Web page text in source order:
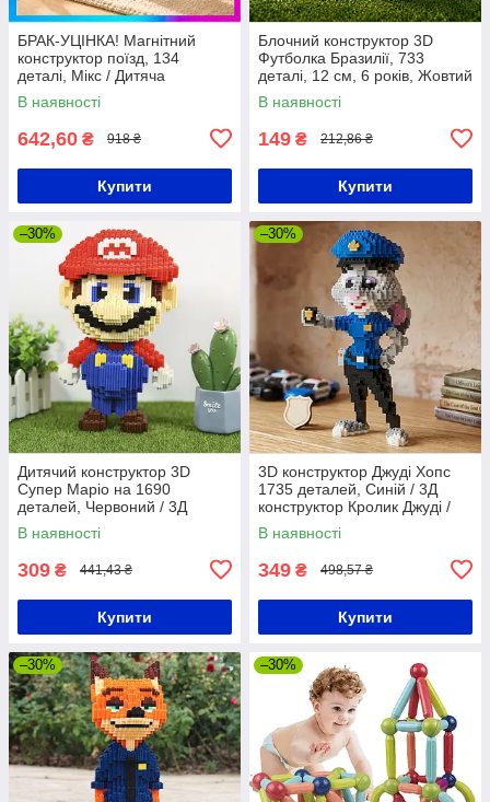
БРАК-УЦІНКА! Магнітний
конструктор поїзд, 134
деталі, Мікс / Дитяча
залізниця антигравітаційна /
Розвиваючий DIY трек
В наявності
642,60 ₴ 918 ₴
Купити
Блочний конструктор 3D
Футболка Бразилії, 733
деталі, 12 см, 6 років, Жовтий
/ Міні-конструктор футболка
збірної Бразилії №10
В наявності
149 ₴ 212,86 ₴
Купити
–30%
Дитячий конструктор 3D
Супер Маріо на 1690
деталей, Червоний / 3Д
конструктор Super Mario /
Конструктор для дітей та
В наявності
309 ₴ 441,43 ₴
Купити
–30%
3D конструктор Джуді Хопс
1735 деталей, Синій / 3Д
конструктор Кролик Джуді /
Дитячий конструктор
блоковий
В наявності
349 ₴ 498,57 ₴
Купити
–30% –30%